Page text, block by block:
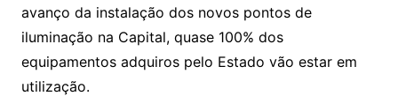
avanço da instalação dos novos pontos de
iluminação na Capital, quase 100% dos
equipamentos adquiros pelo Estado vão estar em
utilização.